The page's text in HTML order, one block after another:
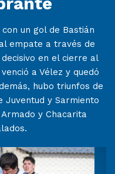
un gol de Bastián
empate a través de
en el cierre al
a Vélez y quedó
hubo triunfos de
Juventud y Sarmiento
y Chacarita